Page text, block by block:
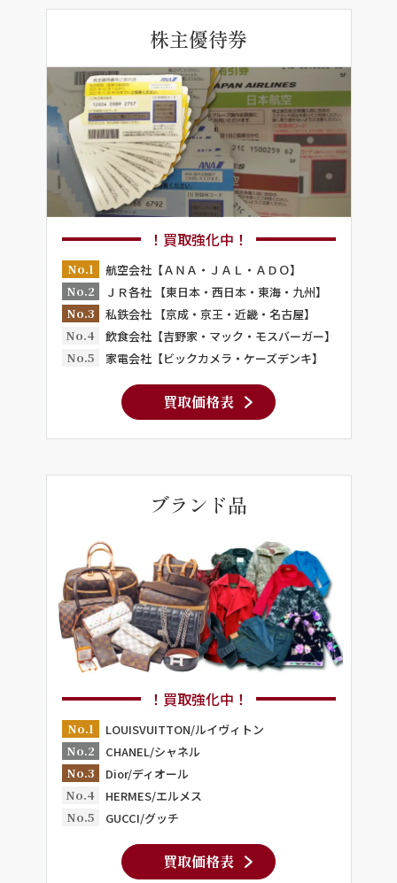
株主優待券
！買取強化中！
No.1
航空会社【ＡＮＡ・ＪＡＬ・ＡＤＯ】
No.2
ＪＲ各社 【東日本・西日本・東海・九州】
No.3
私鉄会社 【京成・京王・近畿・名古屋】
No.4
飲食会社【吉野家・マック・モスバーガー】
No.5
家電会社【ビックカメラ・ケーズデンキ】
買取価格表
ブランド品
！買取強化中！
No.1
LOUISVUITTON/ルイヴィトン
No.2
CHANEL/シャネル
No.3
Dior/ディオール
No.4
HERMES/エルメス
No.5
GUCCI/グッチ
買取価格表